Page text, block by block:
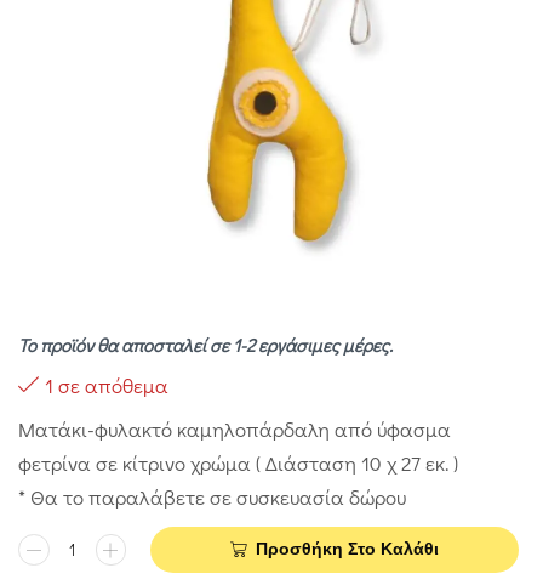
Το προϊόν θα αποσταλεί σε 1-2 εργάσιμες μέρες.
1 σε απόθεμα
Ματάκι-φυλακτό καμηλοπάρδαλη από ύφασμα
φετρίνα σε κίτρινο χρώμα ( Διάσταση 10 χ 27 εκ. )
* Θα το παραλάβετε σε συσκευασία δώρου
Προσθήκη Στο Καλάθι